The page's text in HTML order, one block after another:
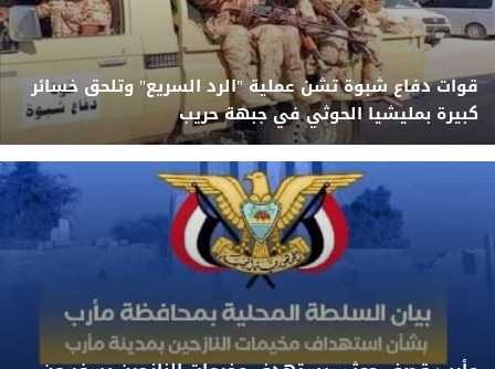
قوات دفاع شبوة تشن عملية "الرد السريع" وتلحق خسائر
كبيرة بمليشيا الحوثي في جبهة حريب